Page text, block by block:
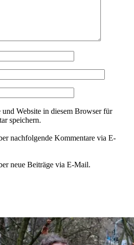
Website in diesem Browser für
speichern.
nachfolgende Kommentare via E-
neue Beiträge via E-Mail.